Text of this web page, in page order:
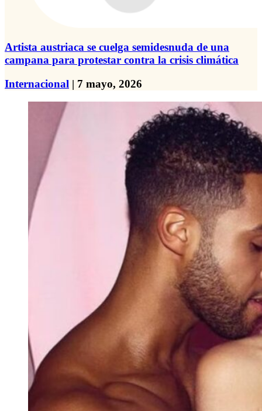
Artista austriaca se cuelga semidesnuda de una
campana para protestar contra la crisis climática
Internacional | 7 mayo, 2026